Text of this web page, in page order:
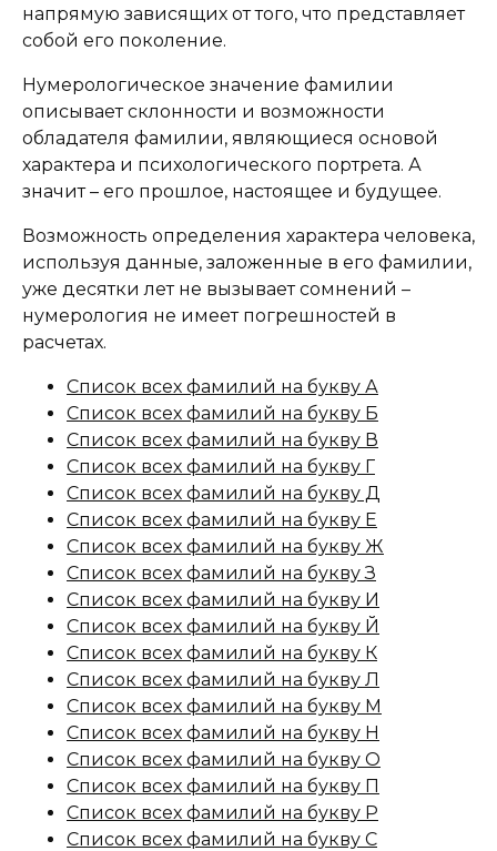
напрямую зависящих от того, что представляет
собой его поколение.
Нумерологическое значение фамилии
описывает склонности и возможности
обладателя фамилии, являющиеся основой
характера и психологического портрета. А
значит – его прошлое, настоящее и будущее.
Возможность определения характера человека,
используя данные, заложенные в его фамилии,
уже десятки лет не вызывает сомнений –
нумерология не имеет погрешностей в
расчетах.
Список всех фамилий на букву А
Список всех фамилий на букву Б
Список всех фамилий на букву В
Список всех фамилий на букву Г
Список всех фамилий на букву Д
Список всех фамилий на букву Е
Список всех фамилий на букву Ж
Список всех фамилий на букву З
Список всех фамилий на букву И
Список всех фамилий на букву Й
Список всех фамилий на букву К
Список всех фамилий на букву Л
Список всех фамилий на букву М
Список всех фамилий на букву Н
Список всех фамилий на букву О
Список всех фамилий на букву П
Список всех фамилий на букву Р
Список всех фамилий на букву С